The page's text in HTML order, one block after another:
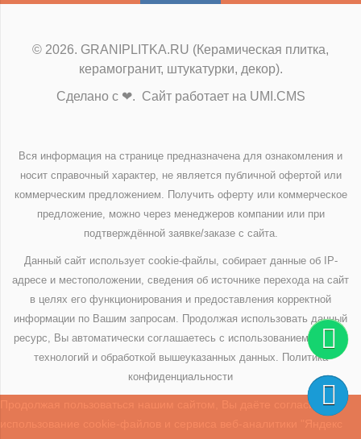
© 2026. GRANIPLITKA.RU (Керамическая плитка,
керамогранит, штукатурки, декор).
Сделано с ❤. Сайт работает на UMI.CMS
Вся информация на странице предназначена для ознакомления и
носит справочный характер, не является публичной офертой или
коммерческим предложением. Получить оферту или коммерческое
предложение, можно через менеджеров компании или при
подтверждённой заявке/заказе с сайта.
Данный сайт использует cookie-файлы, собирает данные об IP-
адресе и местоположении, сведения об источнике перехода на сайт
в целях его функционирования и предоставления корректной
информации по Вашим запросам. Продолжая использовать данный
ресурс, Вы автоматически соглашаетесь с использованием данных
технологий и обработкой вышеуказанных данных. Политика
конфиденциальности
Продолжая пользоваться нашим сайтом, Вы даёте согласие на